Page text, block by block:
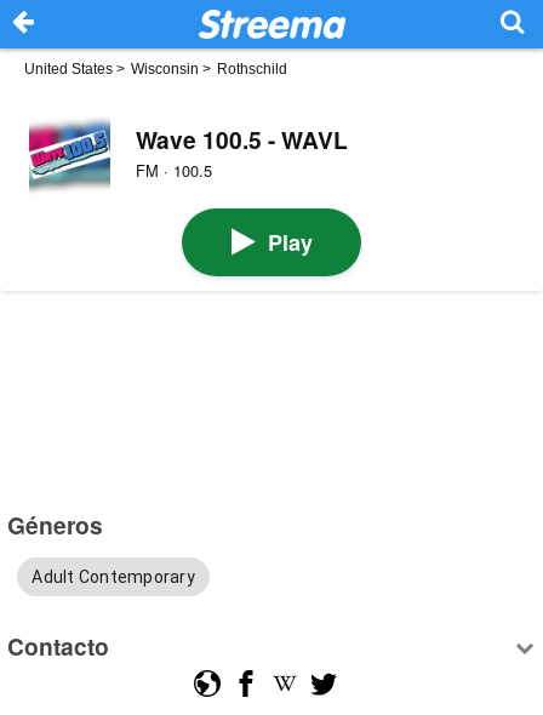
United States > Wisconsin > Rothschild
Wave 100.5 - WAVL
FM · 100.5
Play
Géneros
Adult Contemporary
Contacto